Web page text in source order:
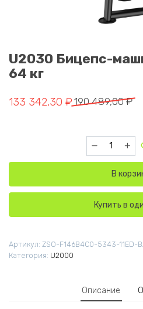
U2030 Бицепс-
64 кг
190 489,00₽
Первоначальная цена
133 342,30 ₽
Текущая цена: 133 342,30 ₽.
Количество
В
Купить в
Артикул: ZSO-F146B4C0-5343-11ED-
Категория: U2000
Описание